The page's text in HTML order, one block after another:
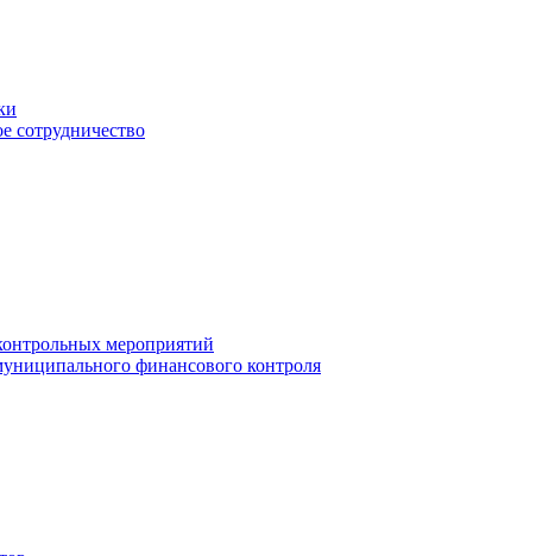
сотрудничество
мероприятий
финансового контроля